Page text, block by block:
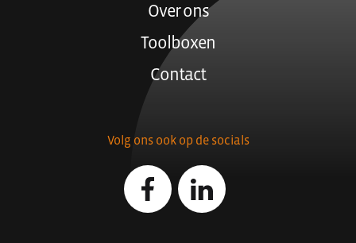
Over ons
Toolboxen
Contact
Volg ons ook op de socials